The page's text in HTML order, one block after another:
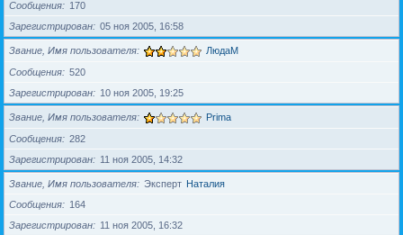
Сообщения
170
Зарегистрирован
05 ноя 2005, 16:58
Звание, Имя пользователя ЛюдаМ
Сообщения
520
Зарегистрирован
10 ноя 2005, 19:25
Звание, Имя пользователя Prima
Сообщения
282
Зарегистрирован
11 ноя 2005, 14:32
Звание, Имя пользователя Эксперт Наталия
Сообщения
164
Зарегистрирован
11 ноя 2005, 16:32